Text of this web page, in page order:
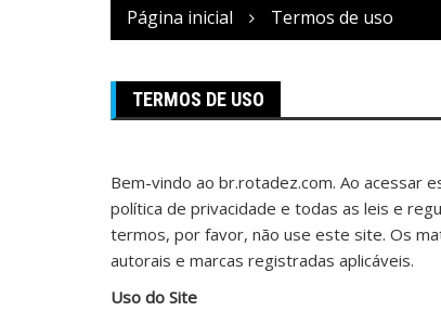
Página inicial Termos de uso
TERMOS DE USO
Bem-vindo ao br.rotadez.com. Ao acessar
política de privacidade e todas as leis e
termos, por favor, não use este site. Os
autorais e marcas registradas aplicáveis.
Uso do Site